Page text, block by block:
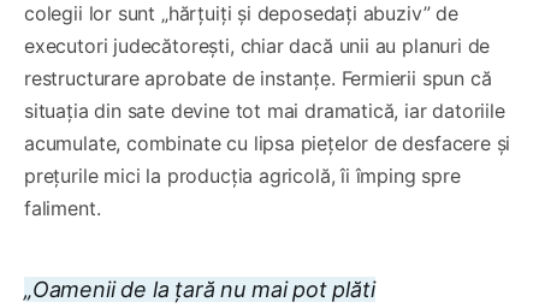
colegii lor sunt „hărțuiți și deposedați abuziv” de
executori judecătorești, chiar dacă unii au planuri de
restructurare aprobate de instanțe. Fermierii spun că
situația din sate devine tot mai dramatică, iar datoriile
acumulate, combinate cu lipsa piețelor de desfacere și
prețurile mici la producția agricolă, îi împing spre
faliment.
„Oamenii de la țară nu mai pot plăti